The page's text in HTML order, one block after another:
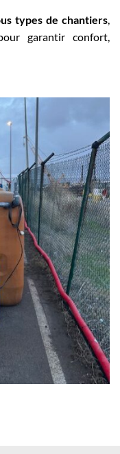
types de chantiers
garantir confort,